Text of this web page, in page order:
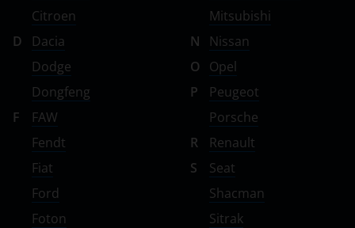
Citroen
D
Dacia
Dodge
Dongfeng
F
FAW
Fendt
Fiat
Ford
Foton
Mitsubishi
N
Nissan
O
Opel
P
Peugeot
Porsche
R
Renault
S
Seat
Shacman
Sitrak